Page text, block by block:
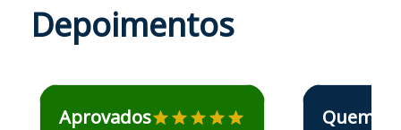
Depoimentos
Estudante José recomenda o Aprova Concursos em
Aprovados
Estudante Elais
Quem